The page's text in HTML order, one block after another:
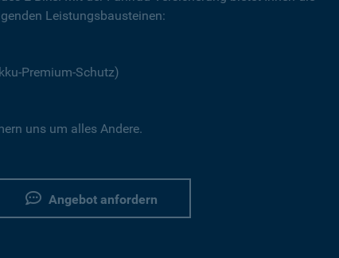
Leistungsbausteinen:
Premium-Schutz)
uns um alles Andere.
Angebot anfordern